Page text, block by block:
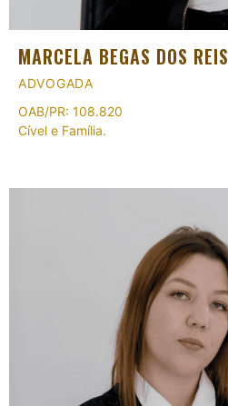
MARCELA BEGAS DOS REIS
ADVOGADA
OAB/PR: 108.820
Cível e Família.